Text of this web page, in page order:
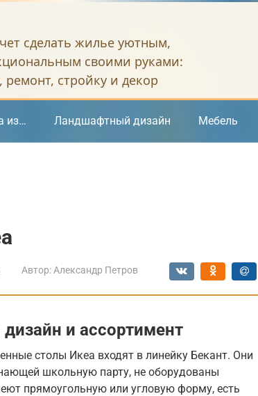
сделать жилье уютным,
своими руками:
ремонт, стройку и декор
из… Ландшафтный дизайн Мебель
Автор: Александр Петров
и ассортимент
столы Икеа входят в линейку Бекант. Они
школьную парту, не оборудованы
прямоугольную или угловую форму, есть